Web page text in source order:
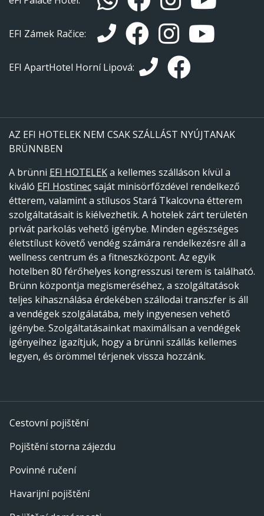
EFI Zámek Račice:
EFI ApartHotel Horní Lipová:
AZ EFI HOTELEK NEM CSAK SZÁLLÁST NYÚJTANAK
BRÜNNBEN
A brünni EFI HOTELEKa kellemes szálláson kívül a
kiváló EFI Hostinecsaját minisörfőzdével rendelkező
étterem, valamint a stílusos Stará Tkalcovna étterem
szolgáltatásait is kiélvezhetik. A hotelek zárt területén
privát parkolás vehető igénybe. Minden egészséges
életstílust követő vendég számára rendelkezésre áll a
wellness centrum és a fitneszközpont. Az egyik
hotelben 80 férőhelyes kongresszusi terem is található.
Brünn központja megismeréséhez, a szolgáltatások
teljes kihasználása érdekében szállodai transzfer is áll
a vendégek szolgálatába, mely ingyenesen vehető
igénybe. Szolgáltatásainkat maximálisan a vendégek
igényeihez igazítjuk, hogy a brünni szállás kellemes
legyen, és örömmel térjenek vissza hozzánk.
Cestovní pojištění
Pojištění storna zájezdu
Povinné ručení
Havarijní pojištění